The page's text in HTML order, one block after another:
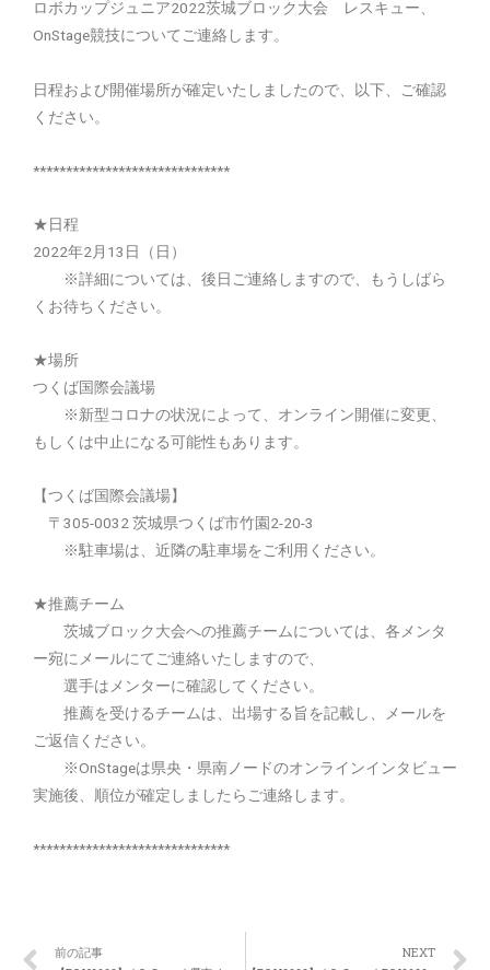
ロボカップジュニア2022茨城ブロック大会 レスキュー、
OnStage競技についてご連絡します。
日程および開催場所が確定いたしましたので、以下、ご確認
ください。
******************************
★日程
2022年2月13日（日）
※詳細については、後日ご連絡しますので、もうしばら
くお待ちください。
★場所
つくば国際会議場
※新型コロナの状況によって、オンライン開催に変更、
もしくは中止になる可能性もあります。
【つくば国際会議場】
〒305-0032 茨城県つくば市竹園2-20-3
※駐車場は、近隣の駐車場をご利用ください。
★推薦チーム
茨城ブロック大会への推薦チームについては、各メンタ
ー宛にメールにてご連絡いたしますので、
選手はメンターに確認してください。
推薦を受けるチームは、出場する旨を記載し、メールを
ご返信ください。
※OnStageは県央・県南ノードのオンラインインタビュー
実施後、順位が確定しましたらご連絡します。
******************************
前の記事 NEXT